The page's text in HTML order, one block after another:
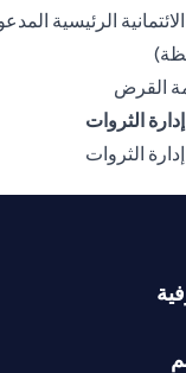
الرئيسية
(opens in a new tab)
القرض
الثروات
الثروات